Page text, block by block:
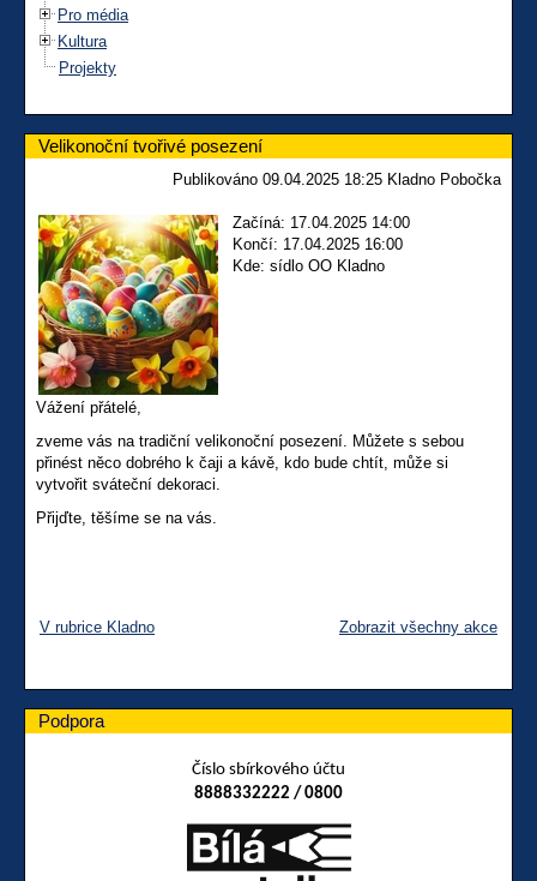
Pro média
Kultura
Projekty
Velikonoční tvořivé posezení
Publikováno 09.04.2025 18:25 Kladno Pobočka
Začíná: 17.04.2025 14:00
Končí: 17.04.2025 16:00
Kde: sídlo OO Kladno
Vážení přátelé,
zveme vás na tradiční velikonoční posezení. Můžete s sebou
přinést něco dobrého k čaji a kávě, kdo bude chtít, může si
vytvořit sváteční dekoraci.
Přijďte, těšíme se na vás.
V rubrice Kladno Zobrazit všechny akce
Podpora
Číslo sbírkového účtu
8888332222 / 0800